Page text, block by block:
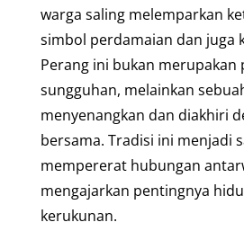
warga saling melemparkan
simbol perdamaian dan juga
Perang ini bukan merupakan
sungguhan, melainkan
menyenangkan dan diakhiri
bersama. Tradisi ini menjadi
mempererat hubungan
mengajarkan pentingnya
kerukunan.